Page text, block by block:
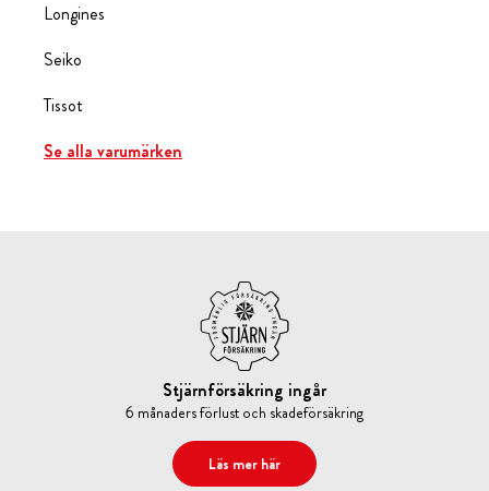
Longines
Seiko
Tissot
Se alla varumärken
Stjärnförsäkring ingår
6 månaders förlust och skadeförsäkring
Läs mer här